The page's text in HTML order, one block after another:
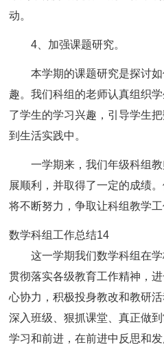
动。
4、加强课题研究。
本学期的课题研究是探讨
趣。我们科组的老师认真组织
了学生的学习兴趣，引导学生
到生活实践中。
一学期来，我们年级科组
展顺利，并取得了一定的成绩
将不断努力，争取让科组教学工
数学科组工作总结14
这一学期我们数学科组在
贯彻落实各级教育工作精神，
心协力，积极投身教改和教研
深入班级、狠抓课堂、真正做
学习和前进，在前进中反思和